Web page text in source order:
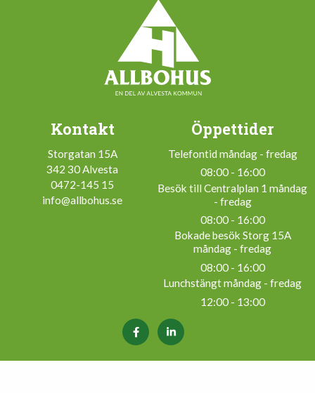
Kontakt
Storgatan 15A
342 30 Alvesta
0472-145 15
info@allbohus.se
Öppettider
Telefontid måndag - fredag
08:00 - 16:00
Besök till Centralplan 1 måndag
- fredag
08:00 - 16:00
Bokade besök Storg 15A
måndag - fredag
08:00 - 16:00
Lunchstängt måndag - fredag
12:00 - 13:00